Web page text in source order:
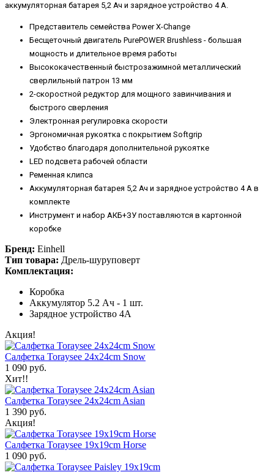
аккумуляторная батарея 5,2 Ач и зарядное устройство 4 А.
Представитель семейства Power X-Change
Бесщеточный двигатель PurePOWER Brushless - большая
мощность и длительное время работы
Высококачественный быстрозажимной металлический
сверлильный патрон 13 мм
2-скоростной редуктор для мощного завинчивания и
быстрого сверления
Электронная регулировка скорости
Эргономичная рукоятка с покрытием Softgrip
Удобство благодаря дополнительной рукоятке
LED подсвета рабочей области
Ременная клипса
Аккумуляторная батарея 5,2 Ач и зарядное устройство 4 А в
комплекте
Инструмент и набор АКБ+ЗУ поставляются в картонной
коробке
Бренд: Einhell
Тип товара: Дрель-шуруповерт
Комплектация:
Коробка
Аккумулятор 5.2 Ач - 1 шт.
Зарядное устройство 4А
Акция!
Салфетка Toraysee 24x24cm Snow
1 090 руб.
Хит!!
Салфетка Toraysee 24x24cm Asian
1 390 руб.
Акция!
Салфетка Toraysee 19x19cm Horse
1 090 руб.